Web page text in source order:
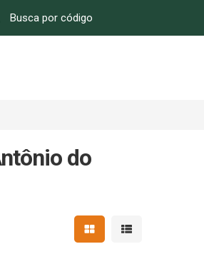
do
Mostrar resultados em
Mostrar